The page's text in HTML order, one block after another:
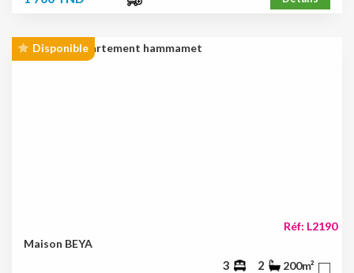
Disponible
Réf: L2190
Maison BEYA
3 2 200m²